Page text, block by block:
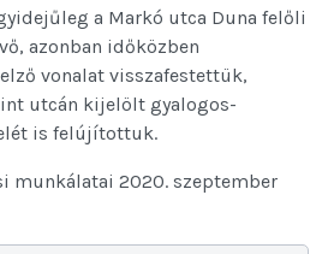
a Markó utca Duna felőli
azonban időközben
vonalat visszafestettük,
utcán kijelölt gyalogos-
is felújítottuk.
munkálatai 2020. szeptember